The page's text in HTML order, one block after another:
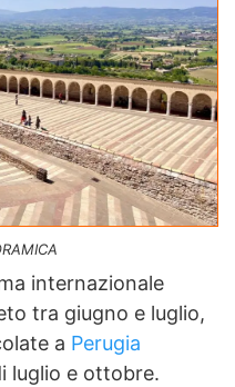
internazionale
tra giugno e luglio,
a Perugia
luglio e ottobre.